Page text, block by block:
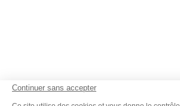
Continuer sans accepter